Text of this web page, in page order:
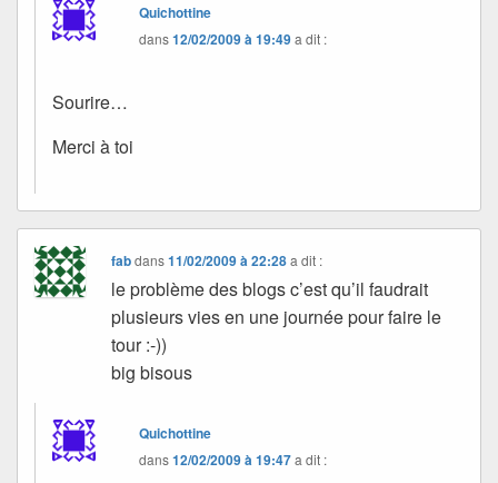
Quichottine
dans12/02/2009 à 19:49a dit :
Sourire…
Merci à toi
fabdans11/02/2009 à 22:28 a dit :
le problème des blogs c’est qu’il faudrait
plusieurs vies en une journée pour faire le
tour :-))
big bisous
Quichottine
dans12/02/2009 à 19:47a dit :